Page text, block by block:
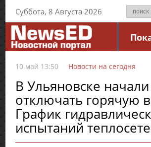
Суббота, 8 Августа 2026
10 май 13:50 Новости на сегодня
В Ульяновске начали
отключать горячую
График
испытаний